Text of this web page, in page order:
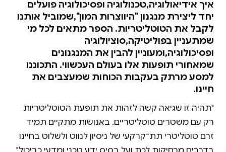
איך אידיאולוגיה,טכנולוגיה ופסיכולוגיה פועלים
יחד ליצירת מנגנון "היווצרות המון",שמוביל אותנו
לקבל את הטוטליטריות. הספר מתאים לכל מי
שמתעניין בפוליטיקה,סוציולוגיה
ופסיכולוגיה,ומעוניין להבין את המנגנונים
שמאחורי תופעות אלו בעולם העכשווי. התכוננו
למסע מרתק בעקבות הכוחות שמעצבים את
חיינו.
"תהיה זו שגיאה קשה לזהות את תופעת הטוטליטריות
רק עם משטרים טוטליטריים. באנושות מתקיים תמיד
זרם טוטליטרי תת־קרקעי של ניסיון לנווט ולשלוט בחיינו